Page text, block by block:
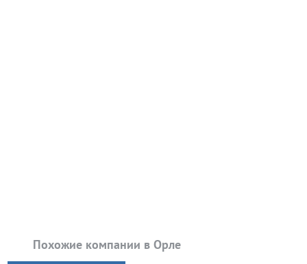
Похожие компании в Орле